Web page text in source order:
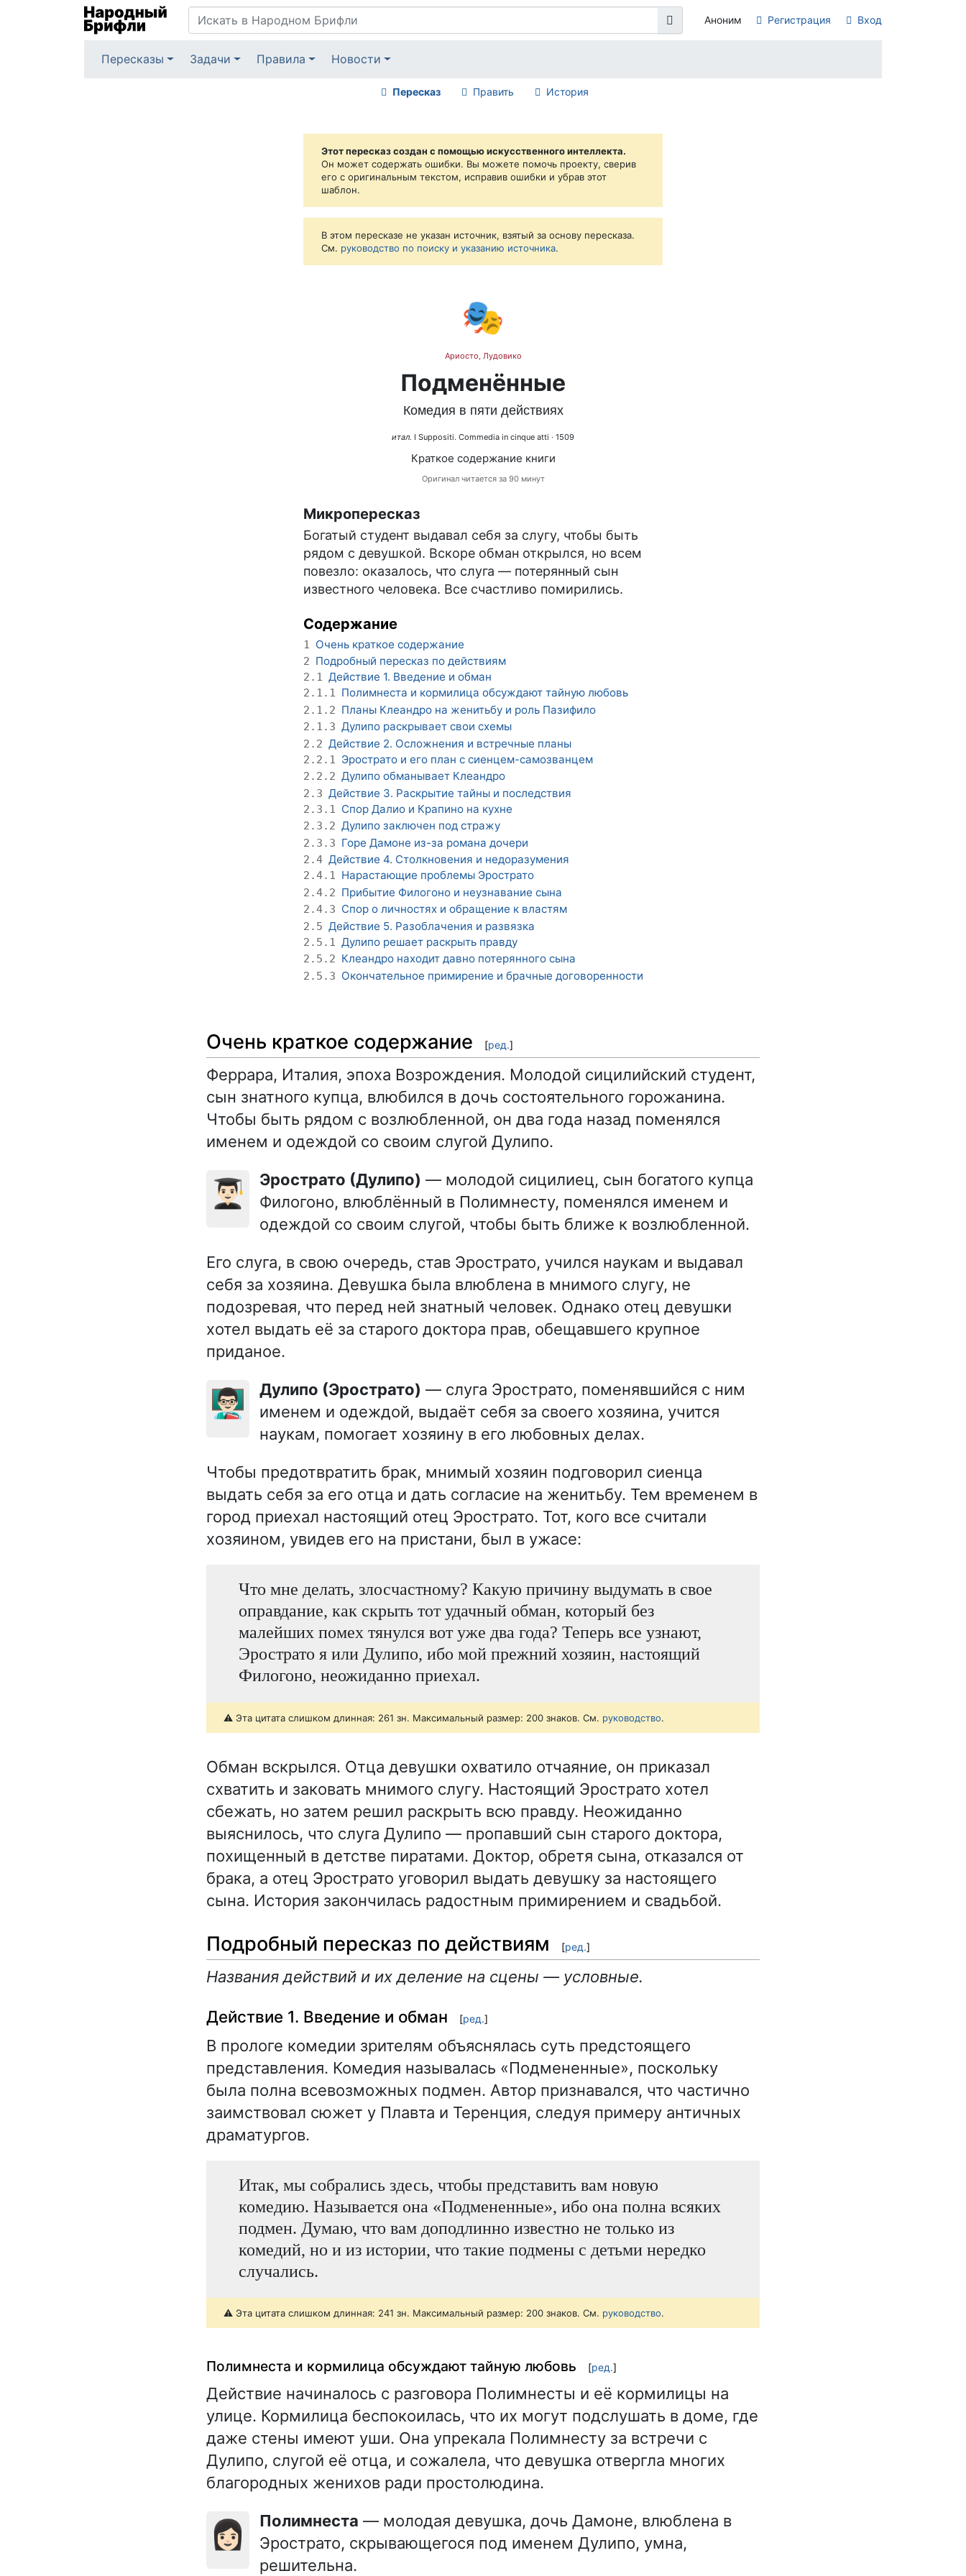
Аноним Регистрация Вход
Пересказы Задачи Правила Новости
Пересказ Править История
Этот пересказ создан с помощью искусственного интеллекта.
Он может содержать ошибки. Вы можете помочь проекту, сверив
его с оригинальным текстом, исправив ошибки и убрав этот
шаблон.
В этом пересказе не указан источник, взятый за основу пересказа.
См. руководство по поиску и указанию источника.
🎭
Ариосто, Лудовико
Подменённые
Комедия в пяти действиях
итал. I Suppositi. Commedia in cinque atti · 1509
Краткое содержание книги
Оригинал читается за 90 минут
Микропересказ
Богатый студент выдавал себя за слугу, чтобы быть
рядом с девушкой. Вскоре обман открылся, но всем
повезло: оказалось, что слуга — потерянный сын
известного человека. Все счастливо помирились.
Содержание
1 Очень краткое содержание
2 Подробный пересказ по действиям
2.1 Действие 1. Введение и обман
2.1.1 Полимнеста и кормилица обсуждают тайную любовь
2.1.2 Планы Клеандро на женитьбу и роль Пазифило
2.1.3 Дулипо раскрывает свои схемы
2.2 Действие 2. Осложнения и встречные планы
2.2.1 Эрострато и его план с сиенцем-самозванцем
2.2.2 Дулипо обманывает Клеандро
2.3 Действие 3. Раскрытие тайны и последствия
2.3.1 Спор Далио и Крапино на кухне
2.3.2 Дулипо заключен под стражу
2.3.3 Горе Дамоне из-за романа дочери
2.4 Действие 4. Столкновения и недоразумения
2.4.1 Нарастающие проблемы Эрострато
2.4.2 Прибытие Филогоно и неузнавание сына
2.4.3 Спор о личностях и обращение к властям
2.5 Действие 5. Разоблачения и развязка
2.5.1 Дулипо решает раскрыть правду
2.5.2 Клеандро находит давно потерянного сына
2.5.3 Окончательное примирение и брачные договоренности
Очень краткое содержание [ред.]
Феррара, Италия, эпоха Возрождения. Молодой сицилийский студент,
сын знатного купца, влюбился в дочь состоятельного горожанина.
Чтобы быть рядом с возлюбленной, он два года назад поменялся
именем и одеждой со своим слугой Дулипо.
👨🏻‍🎓 Эрострато (Дулипо) — молодой сицилиец, сын богатого купца
Филогоно, влюблённый в Полимнесту, поменялся именем и
одеждой со своим слугой, чтобы быть ближе к возлюбленной.
Его слуга, в свою очередь, став Эрострато, учился наукам и выдавал
себя за хозяина. Девушка была влюблена в мнимого слугу, не
подозревая, что перед ней знатный человек. Однако отец девушки
хотел выдать её за старого доктора прав, обещавшего крупное
приданое.
👨🏻‍🏫 Дулипо (Эрострато) — слуга Эрострато, поменявшийся с ним
именем и одеждой, выдаёт себя за своего хозяина, учится
наукам, помогает хозяину в его любовных делах.
Чтобы предотвратить брак, мнимый хозяин подговорил сиенца
выдать себя за его отца и дать согласие на женитьбу. Тем временем в
город приехал настоящий отец Эрострато. Тот, кого все считали
хозяином, увидев его на пристани, был в ужасе:
Что мне делать, злосчастному? Какую причину выдумать в свое
оправдание, как скрыть тот удачный обман, который без
малейших помех тянулся вот уже два года? Теперь все узнают,
Эрострато я или Дулипо, ибо мой прежний хозяин, настоящий
Филогоно, неожиданно приехал.
⚠️ Эта цитата слишком длинная: 261 зн. Максимальный размер: 200 знаков. См. руководство.
Обман вскрылся. Отца девушки охватило отчаяние, он приказал
схватить и заковать мнимого слугу. Настоящий Эрострато хотел
сбежать, но затем решил раскрыть всю правду. Неожиданно
выяснилось, что слуга Дулипо — пропавший сын старого доктора,
похищенный в детстве пиратами. Доктор, обретя сына, отказался от
брака, а отец Эрострато уговорил выдать девушку за настоящего
сына. История закончилась радостным примирением и свадьбой.
Подробный пересказ по действиям [ред.]
Названия действий и их деление на сцены — условные.
Действие 1. Введение и обман [ред.]
В прологе комедии зрителям объяснялась суть предстоящего
представления. Комедия называлась «Подмененные», поскольку
была полна всевозможных подмен. Автор признавался, что частично
заимствовал сюжет у Плавта и Теренция, следуя примеру античных
драматургов.
Итак, мы собрались здесь, чтобы представить вам новую
комедию. Называется она «Подмененные», ибо она полна всяких
подмен. Думаю, что вам доподлинно известно не только из
комедий, но и из истории, что такие подмены с детьми нередко
случались.
⚠️ Эта цитата слишком длинная: 241 зн. Максимальный размер: 200 знаков. См. руководство.
Полимнеста и кормилица обсуждают тайную любовь [ред.]
Действие начиналось с разговора Полимнесты и её кормилицы на
улице. Кормилица беспокоилась, что их могут подслушать в доме, где
даже стены имеют уши. Она упрекала Полимнесту за встречи с
Дулипо, слугой её отца, и сожалела, что девушка отвергла многих
благородных женихов ради простолюдина.
👩🏻 Полимнеста — молодая девушка, дочь Дамоне, влюблена в
Эрострато, скрывающегося под именем Дулипо, умна,
решительна.